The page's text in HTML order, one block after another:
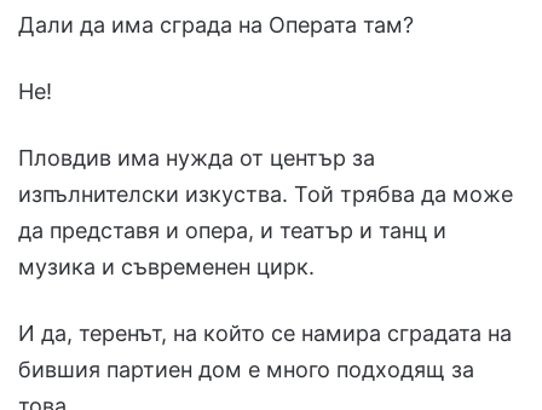
Дали да има сграда на Операта там?
Не!
Пловдив има нужда от център за
изпълнителски изкуства. Той трябва да може
да представя и опера, и театър и танц и
музика и съвременен цирк.
И да, теренът, на който се намира сградата на
бившия партиен дом е много подходящ за